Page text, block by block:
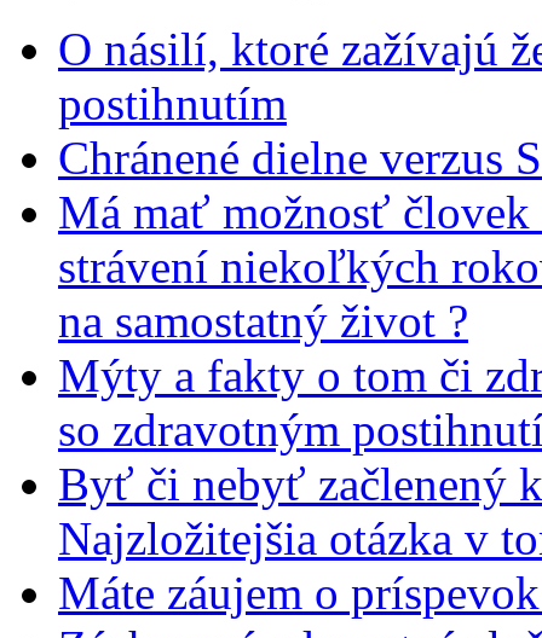
O násilí, ktoré zažívajú
postihnutím
Chránené dielne verzus
Má mať možnosť
strávení niekoľkých
na samostatný život ?
Mýty a fakty o tom či
so zdravotným
Byť či nebyť začlenený
Najzložitejšia otázka v
Máte záujem o